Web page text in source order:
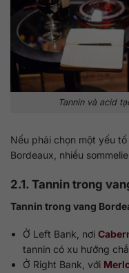
Tannin và acid
Nếu phải chọn một yếu
Bordeaux, nhiều
2.1. Tannin trong
Tannin trong vang
Ở Left Bank, nơi
tannin có xu hướng
Ở Right Bank, với